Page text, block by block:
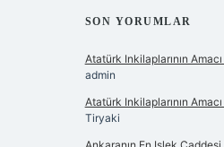
SON YORUMLAR
Atatürk Inkilaplarının
admin
Atatürk Inkilaplarının
Tiryaki